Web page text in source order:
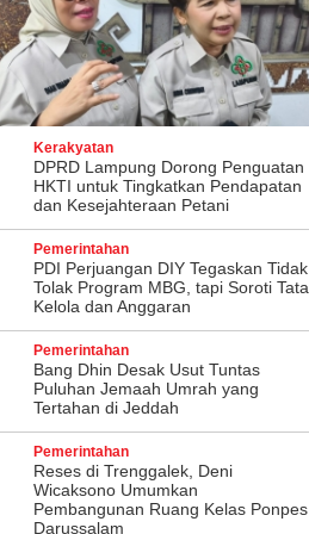
Kerakyatan
DPRD Lampung Dorong Penguatan
HKTI untuk Tingkatkan Pendapatan
dan Kesejahteraan Petani
Pemerintahan
PDI Perjuangan DIY Tegaskan Tidak
Tolak Program MBG, tapi Soroti Tata
Kelola dan Anggaran
Pemerintahan
Bang Dhin Desak Usut Tuntas
Puluhan Jemaah Umrah yang
Tertahan di Jeddah
Pemerintahan
​Reses di Trenggalek, Deni
Wicaksono Umumkan
Pembangunan Ruang Kelas Ponpes
Darussalam